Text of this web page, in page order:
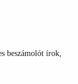
beszámolót írok,